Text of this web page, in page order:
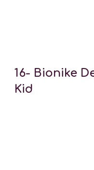
16- Bionike
Kid